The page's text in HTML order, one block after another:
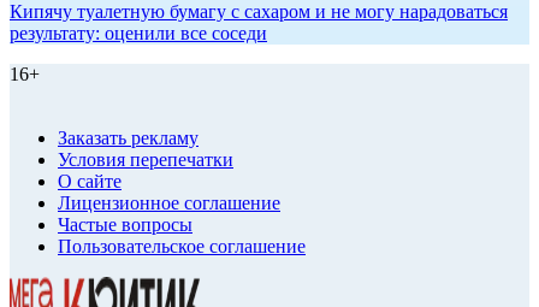
Кипячу туалетную бумагу с сахаром и не могу нарадоваться
результату: оценили все соседи
16+
Заказать рекламу
Условия перепечатки
О сайте
Лицензионное соглашение
Частые вопросы
Пользовательское соглашение